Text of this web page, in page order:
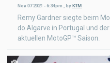
Nov 07 2021 - 6:34pm byKTM
Remy Gardner siegte beim
do Algarve in Portugal und
aktuellen MotoGP™ Saison.